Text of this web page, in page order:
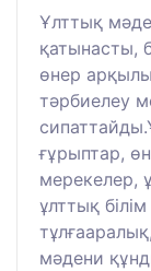
Ұлттық
қатынасты,
өнер
тәрбиелеу
ғұрыптар,
мерекелер,
ұлттық
мәдени